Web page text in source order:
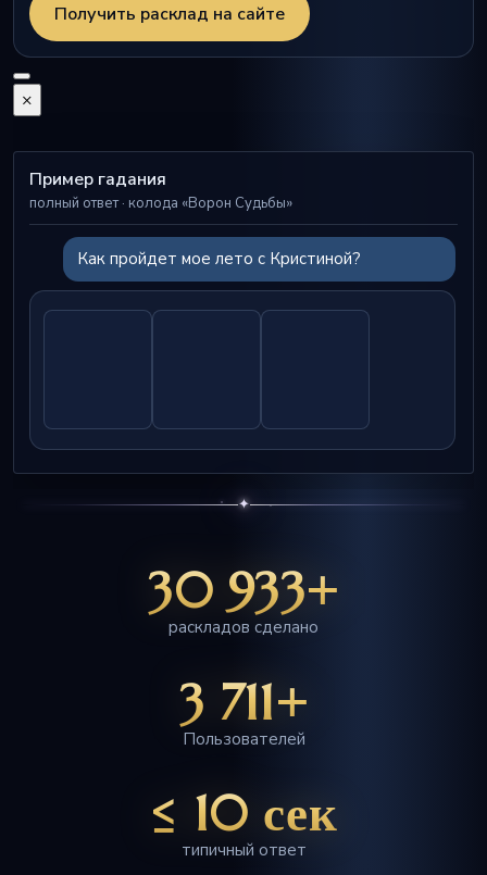
Получить расклад на сайте
×
Пример гадания
полный ответ · колода «Ворон Судьбы»
Как пройдет мое лето с Кристиной?
✦
30 933+
раскладов сделано
3 711+
Пользователей
≤ 10 сек
типичный ответ